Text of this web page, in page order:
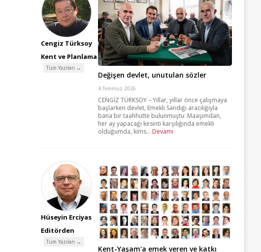
Cengiz Türksoy
Kent ve Planlama
Tüm Yazıları →
Değişen devlet, unutulan sözler
4 Temmuz 2026
CENGİZ TÜRKSOY – Yıllar, yıllar önce çalışmaya
başlarken devlet, Emekli Sandığı aracılığıyla
bana bir taahhütte bulunmuştu: Maaşımdan,
her ay yapacağı kesinti karşılığında emekli
olduğumda, kims... Devamı
Hüseyin Erciyas
Editörden
Tüm Yazıları →
Kent-Yaşam'a emek veren ve katkı